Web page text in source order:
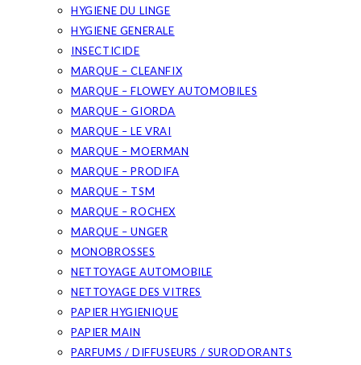
HYGIENE DU LINGE
HYGIENE GENERALE
INSECTICIDE
MARQUE – CLEANFIX
MARQUE – FLOWEY AUTOMOBILES
MARQUE – GIORDA
MARQUE – LE VRAI
MARQUE – MOERMAN
MARQUE – PRODIFA
MARQUE – TSM
MARQUE – ROCHEX
MARQUE – UNGER
MONOBROSSES
NETTOYAGE AUTOMOBILE
NETTOYAGE DES VITRES
PAPIER HYGIENIQUE
PAPIER MAIN
PARFUMS / DIFFUSEURS / SURODORANTS